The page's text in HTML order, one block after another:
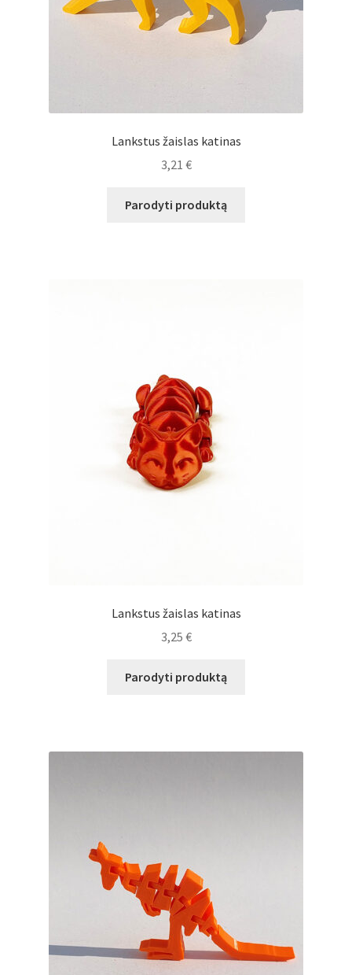
Lankstus žaislas katinas
3,21 €
Parodyti produktą
Lankstus žaislas katinas
3,25 €
Parodyti produktą